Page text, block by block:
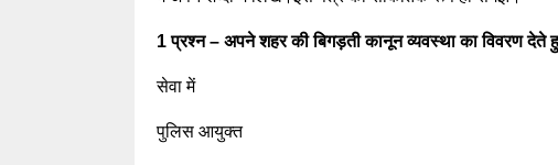
1 प्रश्न – अपने शहर की बिगड़ती कानून व्यवस्था का विवरण
सेवा में
पुलिस आयुक्त